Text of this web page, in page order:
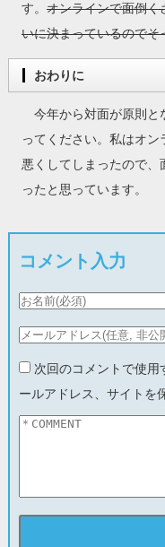
す。 オンラインで面倒く
いに決まっているので
おわりに
今年から対面が原則と
ってください。私はオ
悪くしてしまったので
ったと思っています。
コメント入力
次回のコメントで使用
ールアドレス、サイトを